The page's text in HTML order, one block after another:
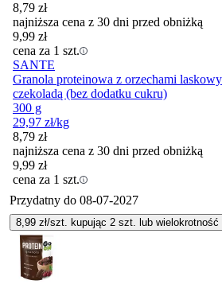
8,79 zł
najniższa cena z 30 dni przed obniżką
9,99 zł
cena za 1 szt.
SANTE
Granola proteinowa z orzechami
czekoladą (bez dodatku cukru)
300 g
29,97 zł/kg
8,79 zł
najniższa cena z 30 dni przed obniżką
9,99 zł
cena za 1 szt.
Przydatny do 08-07-2027
8,99 zł/szt. kupując 2 szt. lub wielokrotność